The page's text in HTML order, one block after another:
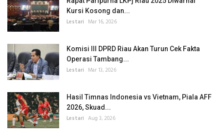
Kursi Kosong dan...
Lestari Mar 16, 2026
Komisi III DPRD Riau Akan Turun Cek Fakta
Operasi Tambang...
Lestari Mar 13, 2026
Hasil Timnas Indonesia vs Vietnam, Piala AFF
2026, Skuad...
Lestari Aug 3, 2026